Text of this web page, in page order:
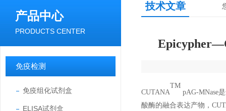
产品中心
PRODUCTS CENTER
免疫检测
免疫组化试剂盒
ELISA试剂盒
技术文章
CUTANA
TM
pAG-MNase
酸酶的融合表达产物，